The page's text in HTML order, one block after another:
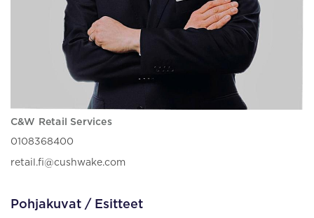
C&W Retail Services
0108368400
retail.fi@cushwake.com
Pohjakuvat / Esitteet